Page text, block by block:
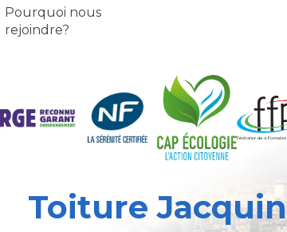
Pourquoi nous
rejoindre?
Toiture Jacquin